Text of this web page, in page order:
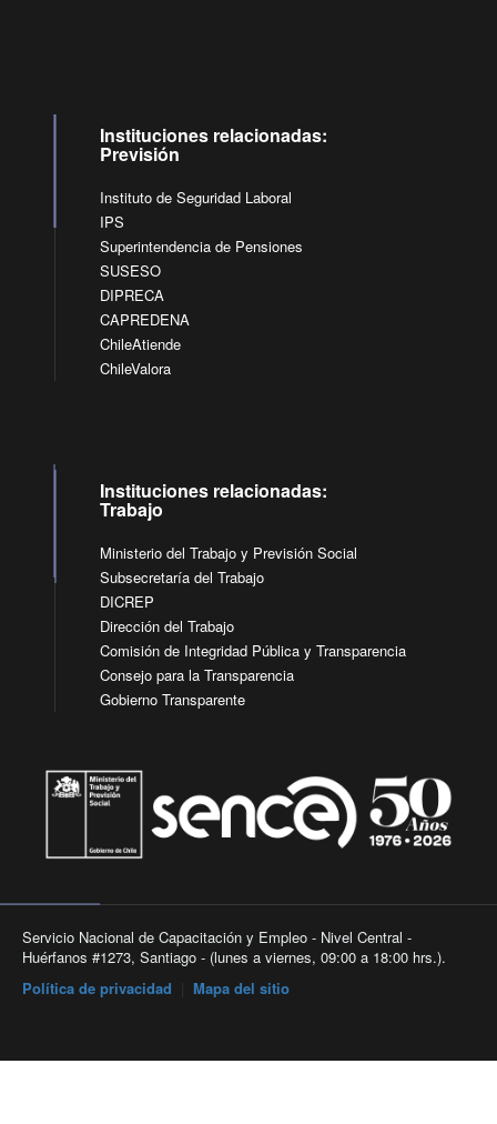
Instituciones relacionadas:
Previsión
Instituto de Seguridad Laboral
IPS
Superintendencia de Pensiones
SUSESO
DIPRECA
CAPREDENA
ChileAtiende
ChileValora
Instituciones relacionadas:
Trabajo
Ministerio del Trabajo y Previsión Social
Subsecretaría del Trabajo
DICREP
Dirección del Trabajo
Comisión de Integridad Pública y Transparencia
Consejo para la Transparencia
Gobierno Transparente
Servicio Nacional de Capacitación y Empleo - Nivel Central -
Huérfanos #1273, Santiago - (lunes a viernes, 09:00 a 18:00 hrs.).
Política de privacidad
Mapa del sitio